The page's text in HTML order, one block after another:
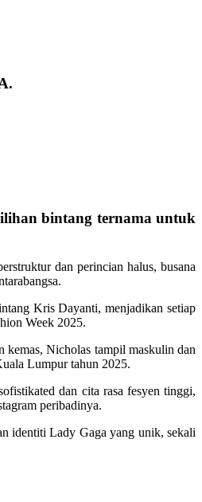
bintang ternama untuk
dan perincian halus, busana
Kris Dayanti, menjadikan setiap
Week 2025.
kemas, Nicholas tampil maskulin dan
Lumpur tahun 2025.
dan cita rasa fesyen tinggi,
peribadinya.
identiti Lady Gaga yang unik, sekali